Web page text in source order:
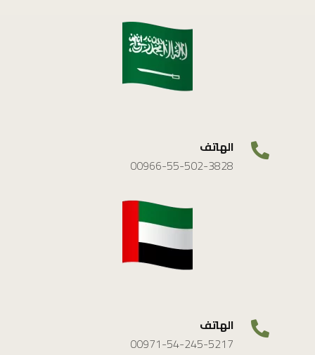
الهاتف
00966-55-502-3828
الهاتف
00971-54-245-5217